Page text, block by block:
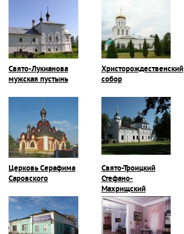
Свято-Лукианова
мужская пустынь
Христорождественский
собор
Церковь Серафима
Саровского
Свято-Троицкий
Стефано-
Махрищский
монастырь